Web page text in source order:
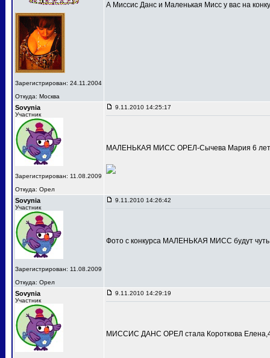
Зарегистрирован: 24.11.2004
Откуда: Москва
А Миссис Данс и Маленькая Мисс у вас на
Sovynia
Участник
Зарегистрирован: 11.08.2009
Откуда: Орел
9.11.2010 14:25:17
МАЛЕНЬКАЯ МИСС ОРЕЛ-Сычева Мария 6
Sovynia
Участник
Зарегистрирован: 11.08.2009
Откуда: Орел
9.11.2010 14:26:42
Фото с конкурса МАЛЕНЬКАЯ МИСС будут
Sovynia
Участник
9.11.2010 14:29:19
МИССИС ДАНС ОРЕЛ стала Короткова